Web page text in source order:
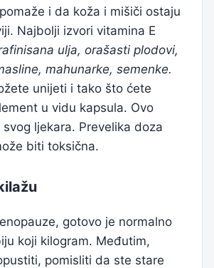
i da koža i mišiči ostaju
Najbolji izvori vitamina E
ulja, orašasti plodovi,
mahunarke, semenke.
unijeti i tako što ćete
u vidu kapsula. Ovo
ljekara. Prevelika doza
biti toksična.
gotovo je normalno
koji kilogram. Međutim,
pomisliti da ste stare